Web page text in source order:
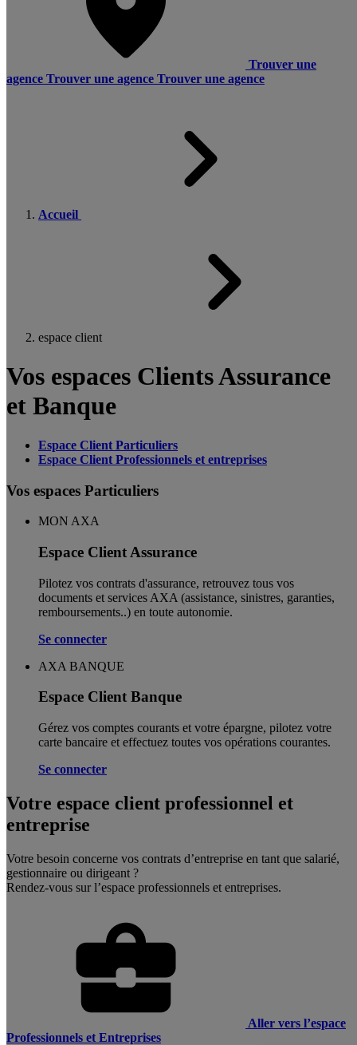
Trouver une
agence Trouver une agence Trouver une agence
Accueil
espace client
Vos espaces Clients Assurance
et Banque
Espace Client Particuliers
Espace Client Professionnels et entreprises
Vos espaces Particuliers
MON AXA
Espace Client Assurance
Pilotez vos contrats d'assurance, retrouvez tous vos
documents et services AXA (assistance, sinistres, garanties,
remboursements..) en toute autonomie. ​
Se connecter
AXA BANQUE
Espace Client Banque
Gérez vos comptes courants et votre épargne, pilotez votre
carte bancaire et effectuez toutes vos opérations courantes.
Se connecter
Votre espace client professionnel et
entreprise
Votre besoin concerne vos contrats d’entreprise en tant que salarié,
gestionnaire ou dirigeant ?
Rendez-vous sur l’espace professionnels et entreprises.
Aller vers l’espace
Professionnels et Entreprises